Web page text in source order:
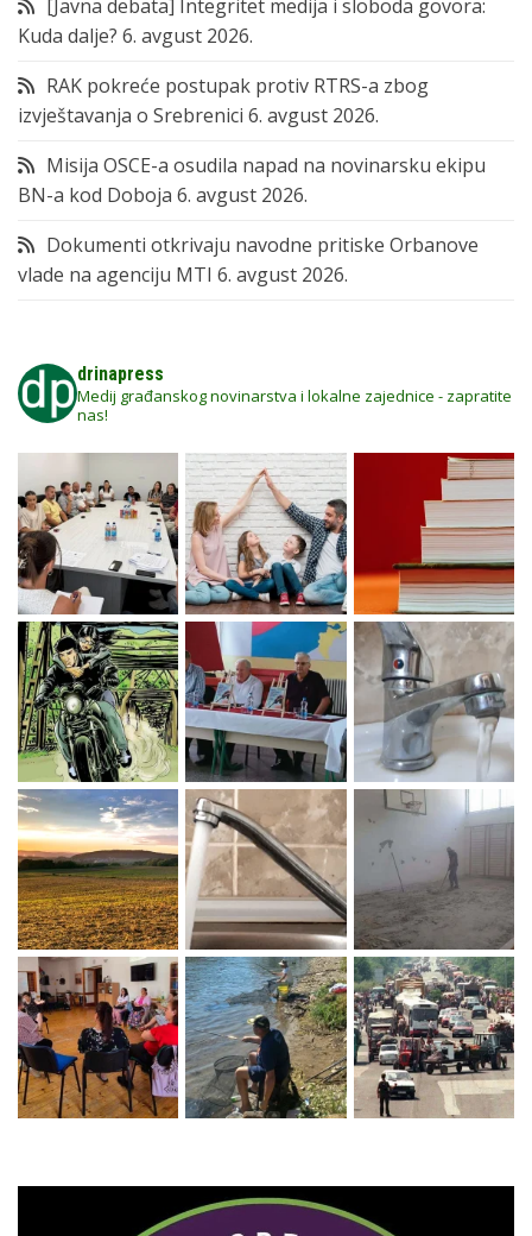
[Javna debata] Integritet medija i sloboda govora:
Kuda dalje? 6. avgust 2026.
RAK pokreće postupak protiv RTRS-a zbog
izvještavanja o Srebrenici 6. avgust 2026.
Misija OSCE-a osudila napad na novinarsku ekipu
BN-a kod Doboja 6. avgust 2026.
Dokumenti otkrivaju navodne pritiske Orbanove
vlade na agenciju MTI 6. avgust 2026.
drinapress
Medij građanskog novinarstva i lokalne zajednice - zapratite
nas!